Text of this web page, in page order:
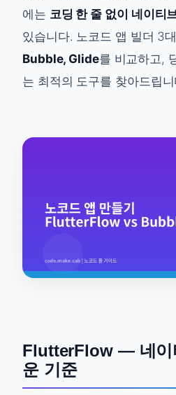
에는 코딩 한 줄 없이 네이티
있습니다. 노코드 앱 빌더 3
Bubble, Glide를 비교하고,
는 최적의 도구를 찾아드립니
FlutterFlow — 네이
운 기준